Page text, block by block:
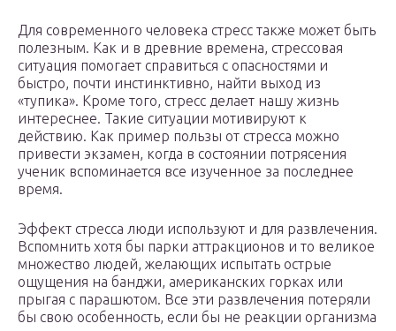
Для современного человека стресс также может быть
полезным. Как и в древние времена, стрессовая
ситуация помогает справиться с опасностями и
быстро, почти инстинктивно, найти выход из
«тупика». Кроме того, стресс делает нашу жизнь
интереснее. Такие ситуации мотивируют к
действию. Как пример пользы от стресса можно
привести экзамен, когда в состоянии потрясения
ученик вспоминается все изученное за последнее
время.
Эффект стресса люди используют и для развлечения.
Вспомнить хотя бы парки аттракционов и то великое
множество людей, желающих испытать острые
ощущения на банджи, американских горках или
прыгая с парашютом. Все эти развлечения потеряли
бы свою особенность, если бы не реакции организма